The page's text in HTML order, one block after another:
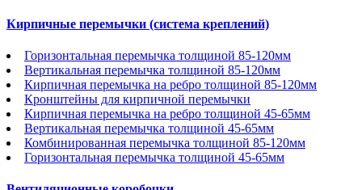
Кирпичные перемычки (система креплений)
Горизонтальная перемычка толщиной 85-120мм
Вертикальная перемычка толщиной 85-120мм
Кирпичная перемычка на ребро толщиной 85-120мм
Кронштейны для кирпичной перемычки
Кирпичная перемычка на ребро толщиной 45-65мм
Вертикальная перемычка толщиной 45-65мм
Комбинированная перемычка толщиной 85-120мм
Горизонтальная перемычка толщиной 45-65мм